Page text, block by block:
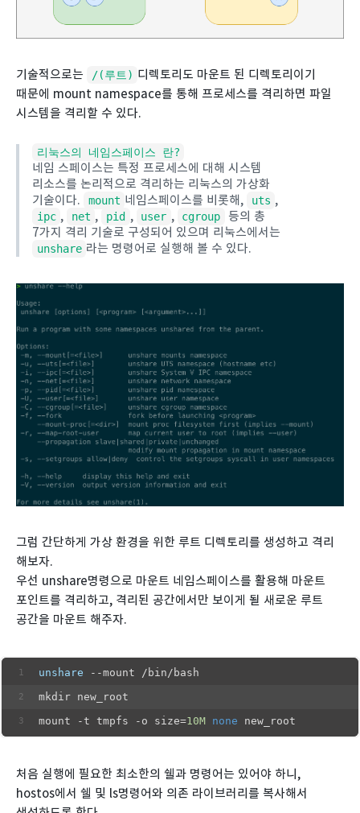
기술적으로는 /(루트) 디렉토리도 마운트 된 디렉토리이기
때문에 mount namespace를 통해 프로세스를 격리하면 파일
시스템을 격리할 수 있다.
리눅스의 네임스페이스 란?
네임 스페이스는 특정 프로세스에 대해 시스템
리소스를 논리적으로 격리하는 리눅스의 가상화
기술이다.
mount 네임스페이스를 비롯해, uts ,
ipc , net , pid , user , cgroup
등의 총
7가지 격리 기술로 구성되어 있으며 리눅스에서는
unshare 라는 명령어로 실행해 볼 수 있다.
그럼 간단하게 가상 환경을 위한 루트 디렉토리를 생성하고 격리
해보자.
우선 unshare명령으로 마운트 네임스페이스를 활용해 마운트
포인트를 격리하고, 격리된 공간에서만 보이게 될 새로운 루트
공간을 마운트 해주자.
unshare --mount /bin/bash
mkdir new_root
mount -t tmpfs -o size=10M none new_root
처음 실행에 필요한 최소한의 쉘과 명령어는 있어야 하니,
hostos에서 쉘 및 ls명령어와 의존 라이브러리를 복사해서